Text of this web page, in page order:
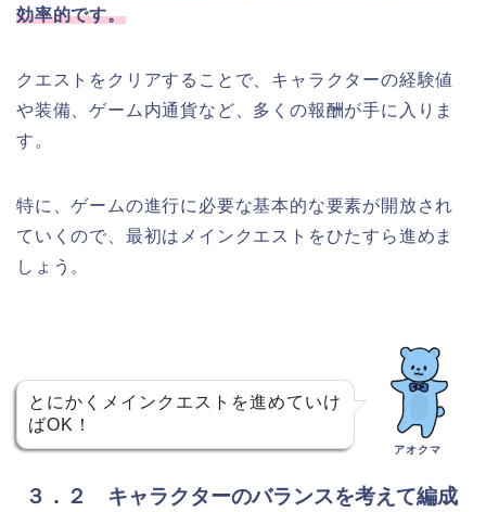
効率的です。
クエストをクリアすることで、キャラクターの経験値
や装備、ゲーム内通貨など、多くの報酬が手に入りま
す。
特に、ゲームの進行に必要な基本的な要素が開放され
ていくので、最初はメインクエストをひたすら進めま
しょう。
とにかくメインクエストを進めていけ
ばOK！
アオクマ
３．２ キャラクターのバランスを考えて編成